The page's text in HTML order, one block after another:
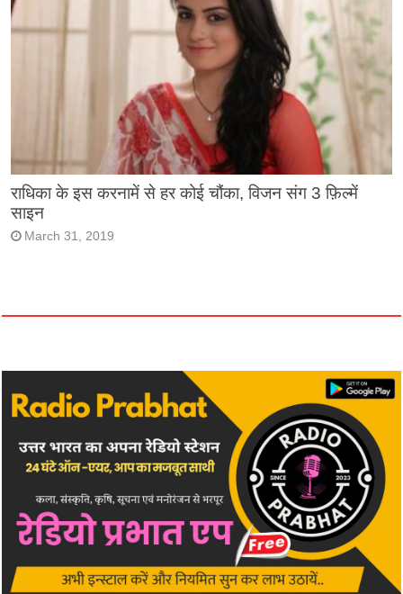
राधिका के इस करनामें से हर कोई चौंका, विजन संग 3 फ़िल्में
साइन
March 31, 2019